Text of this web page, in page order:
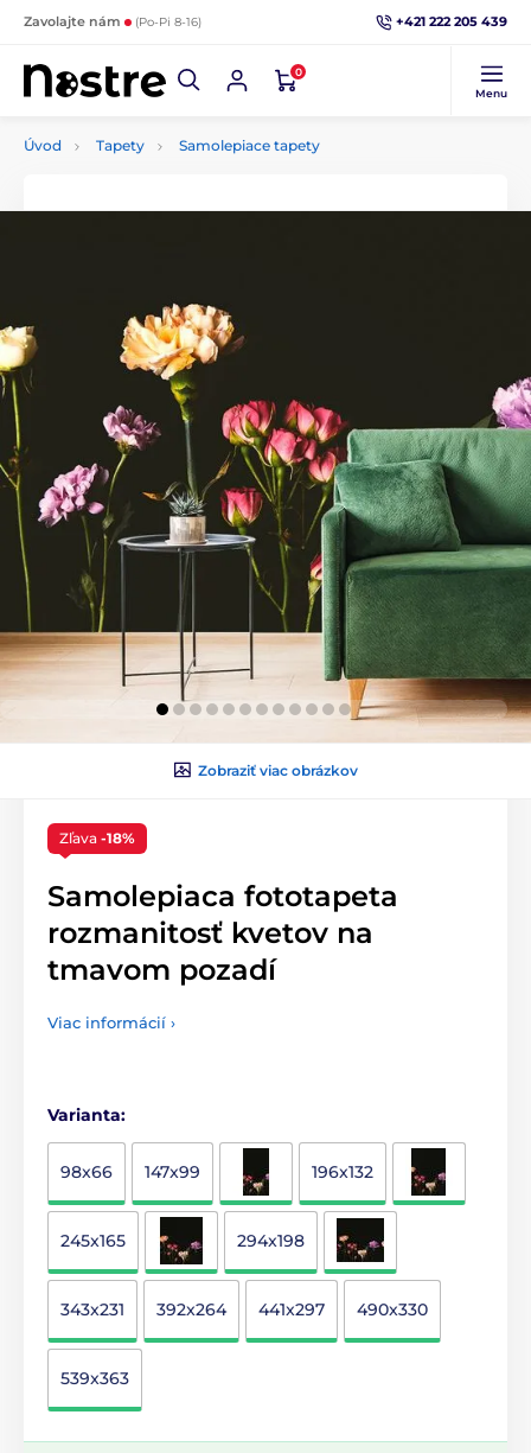
Zavolajte nám (Po-Pi 8-16) +421 222 205 439
0
Menu
Úvod Tapety Samolepiace tapety
Zobraziť viac obrázkov
Zľava -18%
Samolepiaca fototapeta
rozmanitosť kvetov na
tmavom pozadí
Viac informácií ›
Varianta:
98x66 147x99 196x132
245x165 294x198
343x231 392x264 441x297 490x330
539x363